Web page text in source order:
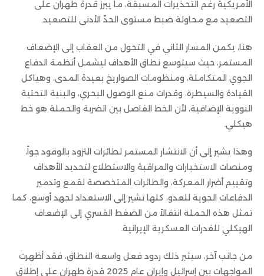
الأمريكية رغم التحذيرات المسبقة، ما يبرز قدرة طهران على
التصعيد مع محاولة ضبط مستوى الحدّ الأدنى للتصعيد.
هنا، يكمن المسار الثاني في التحول من العقاب إلى الإضعاف
المستمر، حيث سيتوسع نطاق الأهداف ليشمل أنظمة الدفاع
الجوي المتكاملة، ومنظومات الصواريخ بعيدة المدى، وهياكل
القيادة والسيطرة، وقدرات منع الوصول البحري، والبنية التحتية
النووية الإضافية، لأن الخط الفاصل بين الضربة والحملة هو خط
هيكلي.
وهذا يشير إلى أن الانتشار المستمر لطائرات التزود بالوقود جواً،
ومنصات الاستخبارات والمراقبة والاستطلاع لتحديد الأهداف
وتقييم أضرار المعركة، والطائرات المتخصصة لقمع وتدمير
الدفاعات الجوية للعدو، كلها تشير إلى الاستعداد لجهد أوسع، كما
تمثل هذه الحملة انتقالاً من الضغط القسري إلى الإضعاف
الهيكلي للقدرات العسكرية الإيرانية.
من جانب آخر، سيثير ذلك ردود فعل واسعة النطاق، فقد أظهرت
المواجهات بين إسرائيل وإيران عام 2025 قدرة طهران على إطلاق